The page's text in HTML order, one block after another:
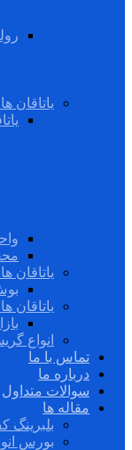
یاتاقان
یاتاقان
انواع
تماس با ما
درباره ما
سوالات متداول
مقاله ها
بلبرینگ
بورس